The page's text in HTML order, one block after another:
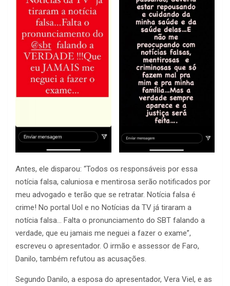
Antes, ele disparou: “Todos os responsáveis por essa
notícia falsa, caluniosa e mentirosa serão notificados por
meu advogado e terão que se retratar. Notícia falsa é
crime! No portal Uol e no Notícias da TV já tiraram a
notícia falsa… Falta o pronunciamento do SBT falando a
verdade, que eu jamais me neguei a fazer o exame”,
escreveu o apresentador. O irmão e assessor de Faro,
Danilo, também refutou as acusações.
Segundo Danilo, a esposa do apresentador, Vera Viel, e as